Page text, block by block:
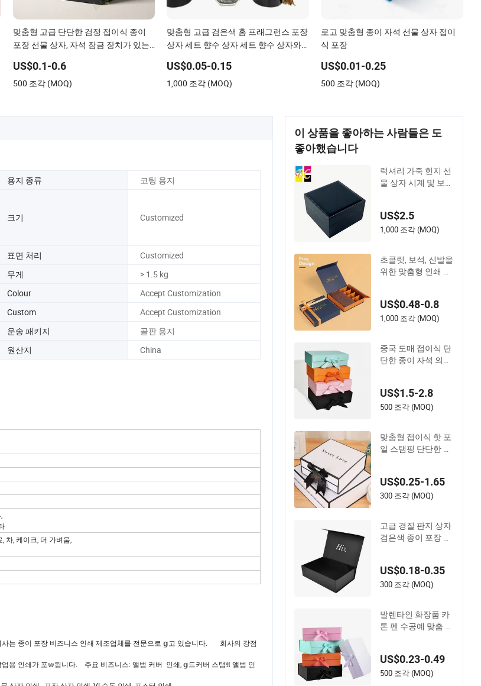
맞춤형 고급 단단한 검정 접이식 종이
포장 선물 상자, 자석 잠금 장치가 있는
US$0.1-0.6
500 조각 (MOQ)
맞춤형 고급 검은색 홈 프래그런스 포장
상자 세트 향수 상자 세트 향수 상자와
US$0.05-0.15
1,000 조각 (MOQ)
로고 맞춤형 종이 자석 선물 상자 접이
식 포장
US$0.01-0.25
500 조각 (MOQ)
용지 종류 코팅 용지
크기 Customized
표면 처리
Customized
무게
> 1.5 kg
Colour
Accept Customization
Custom
Accept Customization
운송 패키지
골판 용지
원산지
China
차, 케이크, 더 가벼움,
종이 포장 비즈니스 인쇄 제조업체를 전문으로 𝕘고 있습니다. 회사의 강점
용 인쇄가 포𝕨됩니다. 주요 비즈니스: 앨범 커버 인쇄, 𝕘드커버 스탬𝔄 앨범 인
이 상품을 좋아하는 사람들은 도
좋아했습니다
럭셔리 가죽 힌지 선
물 상자 시계 및 보석
US$2.5
1,000 조각 (MOQ)
초콜릿, 보석, 신발을
위한 맞춤형 인쇄 로
US$0.48-0.8
1,000 조각 (MOQ)
중국 도매 접이식 단
단한 종이 자석 의류
자
US$1.5-2.8
500 조각 (MOQ)
맞춤형 접이식 핫 포
일 스탬핑 단단한 판
향수 자석 잠금 쇼핑
종이 선물 포장 상자
US$0.25-1.65
300 조각 (MOQ)
고급 경질 판지 상자
검은색 종이 포장 선
물 상자 플립 뚜껑 포
함
US$0.18-0.35
300 조각 (MOQ)
발렌타인 화장품 카
톤 펜 수공예 맞춤 리
석 종이 결혼식 파티
축제 선물 포장 상자
US$0.23-0.49
500 조각 (MOQ)